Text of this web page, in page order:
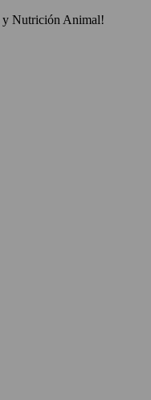
y Nutrición Animal!